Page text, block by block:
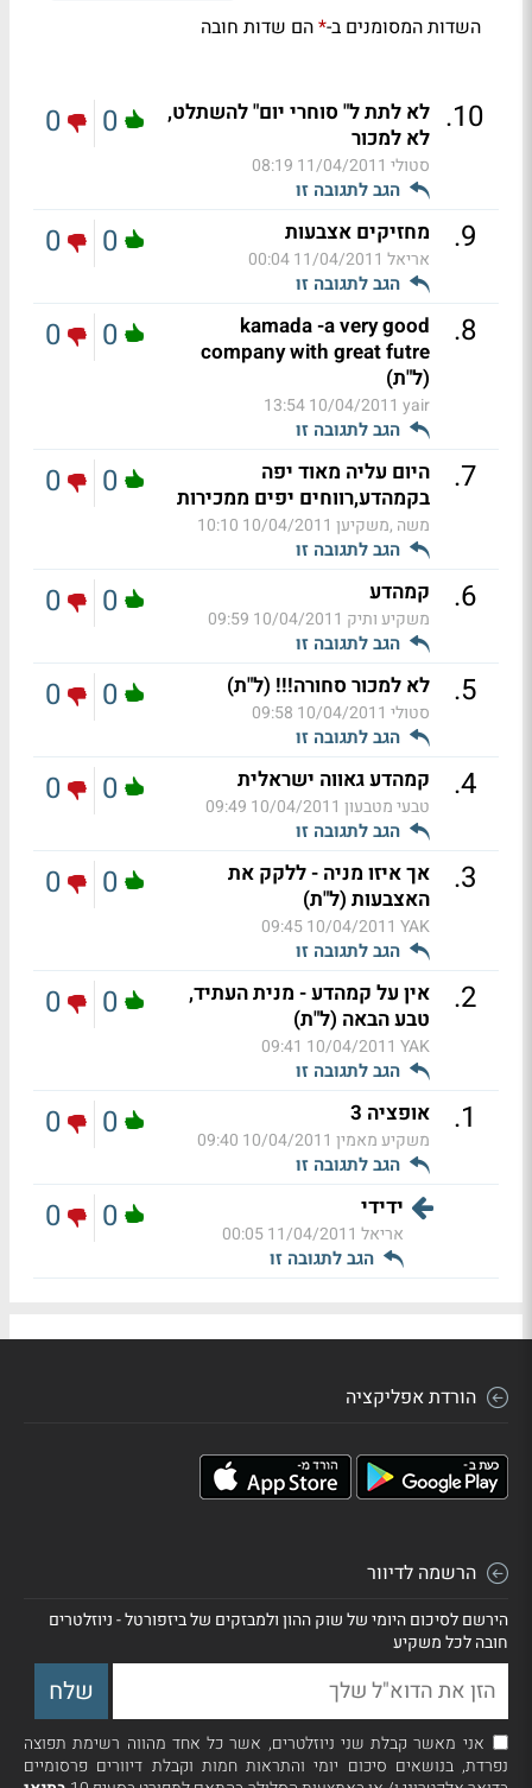
השדות המסומנים ב-*הם שדות חובה
10
.
לא לתת ל" סוחרי יום" להשתלט,
לא למכור
סטולי 11/04/2011 08:19
הגב לתגובה זו
0
0
9
. מחזיקים אצבעות
אריאל 11/04/2011 00:04
הגב לתגובה זו
0
0
8
.
kamada -a very good
company with great futre
(ל"ת)
yair
10/04/2011 13:54
הגב לתגובה זו
0
0
7
.
היום עליה מאוד יפה
בקמהדע,רווחים יפים ממכירות
משה ,משקיען 10/04/2011 10:10
הגב לתגובה זו
0
0
6
. קמהדע
משקיע ותיק 10/04/2011 09:59
הגב לתגובה זו
0
0
5
. לא למכור סחורה!!! (ל"ת)
סטולי 10/04/2011 09:58
הגב לתגובה זו
0
0
4
. קמהדע גאווה ישראלית
טבעי מטבעון 10/04/2011 09:49
הגב לתגובה זו
0
0
3
.
אך איזו מניה - ללקק את
האצבעות (ל"ת)
YAK
10/04/2011 09:45
הגב לתגובה זו
0
0
2
.
אין על קמהדע - מנית העתיד,
טבע הבאה (ל"ת)
YAK
10/04/2011 09:41
הגב לתגובה זו
0
0
1
. אופציה 3
משקיע מאמין 10/04/2011 09:40
הגב לתגובה זו
0
0
ידידי
אריאל 11/04/2011 00:05
הגב לתגובה זו
0
0
הורדת אפליקציה
הרשמה לדיוור
הירשם לסיכום היומי של שוק ההון ולמבזקים של ביזפורטל - ניוזלטרים
חובה לכל משקיע
אני מאשר קבלת שני ניוזלטרים, אשר כל אחד מהווה רשימת תפוצה
נפרדת, בנושאים סיכום יומי והתראות חמות וקבלת דיוורים פרסומיים